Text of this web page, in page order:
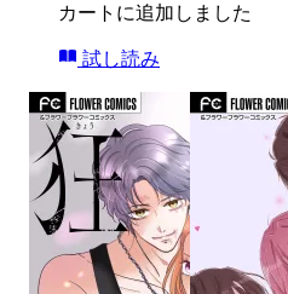
カートに追加しました
試し読み